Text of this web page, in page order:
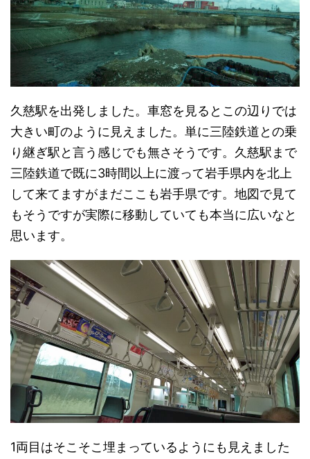
久慈駅を出発しました。車窓を見るとこの辺りでは
大きい町のように見えました。単に三陸鉄道との乗
り継ぎ駅と言う感じでも無さそうです。久慈駅まで
三陸鉄道で既に3時間以上に渡って岩手県内を北上
して来てますがまだここも岩手県です。地図で見て
もそうですが実際に移動していても本当に広いなと
思います。
1両目はそこそこ埋まっているようにも見えました